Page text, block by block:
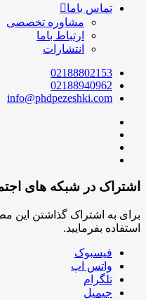
تماس باما
مشاوره تخصصی
ارتباط باما
انتشارات
02188802153
02188940962
info@phdpezeshki.com
اشتراک در شبکه های
برای به اشتراک گذاشتن این
استفاده بفرمایید.
فیسبوک
واتس اپ
تلگرام
جیمیل